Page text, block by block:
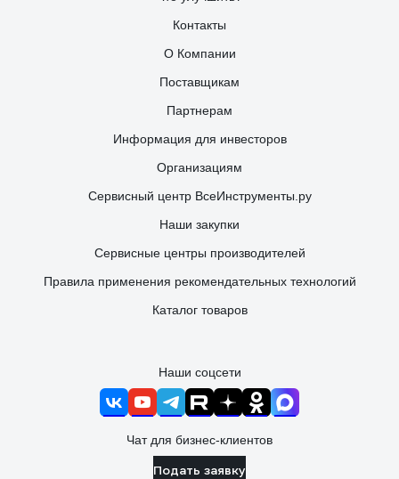
Контакты
О Компании
Поставщикам
Партнерам
Информация для инвесторов
Организациям
Сервисный центр ВсеИнструменты.ру
Наши закупки
Сервисные центры производителей
Правила применения рекомендательных технологий
Каталог товаров
Наши соцсети
Чат для бизнес-клиентов
Подать заявку